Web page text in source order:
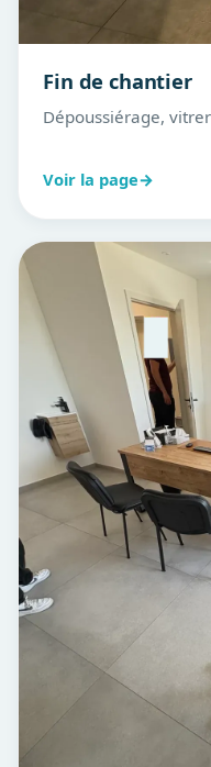
Fin de chantier
Dépoussiérage,
Voir la page→